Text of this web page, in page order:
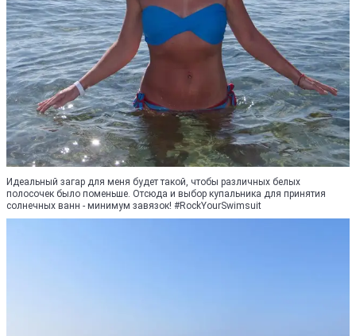
Идеальный загар для меня будет такой, чтобы различных белых
полосочек было поменьше. Отсюда и выбор купальника для принятия
солнечных ванн - минимум завязок! #RockYourSwimsuit